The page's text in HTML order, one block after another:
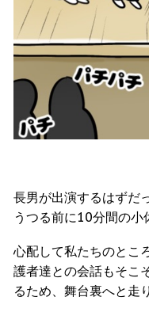
長男が出演するはずだ
うつる前に10分間の小
心配して私たちのとこ
護者達との会話もそこ
るため、舞台裏へと走